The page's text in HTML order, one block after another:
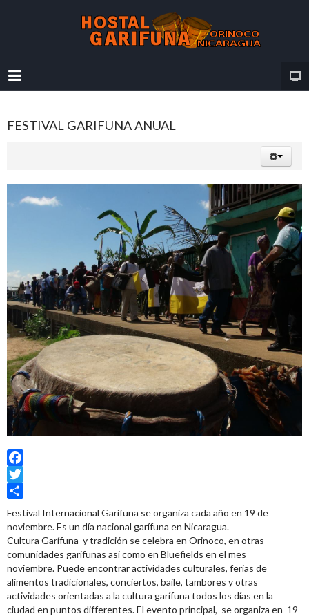
FESTIVAL GARIFUNA ANUAL
Facebook
Twitter
Share
Festival Internacional Garífuna se organiza cada año en 19 de
noviembre. Es un día nacional garífuna en Nicaragua.
Cultura Garífuna y tradición se celebra en Orinoco, en otras
comunidades garifunas asi como en Bluefields en el mes
noviembre. Puede encontrar actividades culturales, ferias de
alimentos tradicionales, conciertos, baile, tambores y otras
actividades orientadas a la cultura garífuna todos los días en la
ciudad en puntos differentes. El evento principal, se organiza en 19